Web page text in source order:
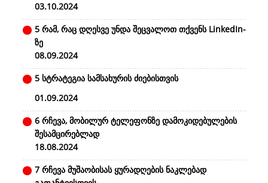
03.10.2024
5 რამ, რაც დღესვე უნდა შეცვალოთ თქვენს LinkedIn-
ზე
08.09.2024
5 სტრატეგია სამსახურის ძიებისთვის
01.09.2024
6 რჩევა, მობილურ ტელეფონზე დამოკიდებულების
შესამცირებლად
18.08.2024
7 რჩევა მუშაობისას ყურადღების ნაკლებად